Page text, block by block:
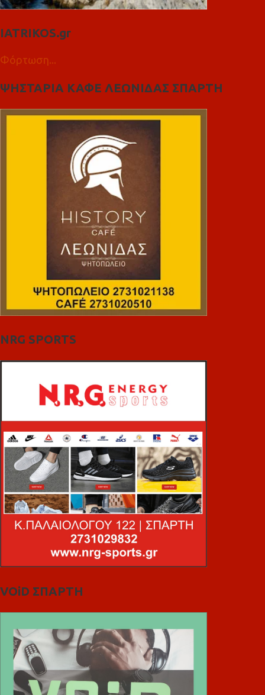
IATRIKOS.gr
Φόρτωση...
ΨΗΣΤΑΡΙΑ ΚΑΦΕ ΛΕΩΝΙΔΑΣ ΣΠΑΡΤΗ
NRG SPORTS
VOiD ΣΠΑΡΤΗ